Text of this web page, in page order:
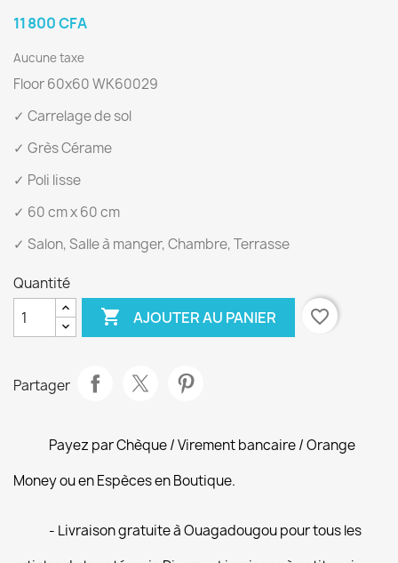
11 800 CFA
Aucune taxe
Floor 60x60 WK60029
✓ Carrelage de sol
✓ Grès Cérame
✓ Poli lisse
✓ 60 cm x 60 cm
✓ Salon, Salle à manger, Chambre, Terrasse
Quantité
 AJOUTER AU PANIER favorite_border
Partager
Payez par Chèque / Virement bancaire / Orange
Money ou en Espèces en Boutique.
- Livraison gratuite à Ouagadougou pour tous les